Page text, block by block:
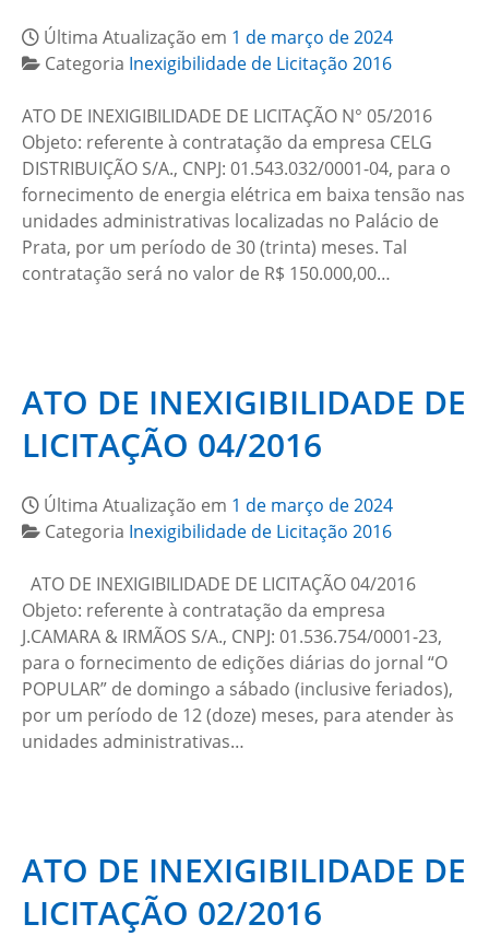
Última Atualização em 1 de março de 2024
Categoria Inexigibilidade de Licitação 2016
ATO DE INEXIGIBILIDADE DE LICITAÇÃO N° 05/2016
Objeto: referente à contratação da empresa CELG
DISTRIBUIÇÃO S/A., CNPJ: 01.543.032/0001-04, para o
fornecimento de energia elétrica em baixa tensão nas
unidades administrativas localizadas no Palácio de
Prata, por um período de 30 (trinta) meses. Tal
contratação será no valor de R$ 150.000,00…
ATO DE INEXIGIBILIDADE DE
LICITAÇÃO 04/2016
Última Atualização em 1 de março de 2024
Categoria Inexigibilidade de Licitação 2016
ATO DE INEXIGIBILIDADE DE LICITAÇÃO 04/2016
Objeto: referente à contratação da empresa
J.CAMARA & IRMÃOS S/A., CNPJ: 01.536.754/0001-23,
para o fornecimento de edições diárias do jornal “O
POPULAR” de domingo a sábado (inclusive feriados),
por um período de 12 (doze) meses, para atender às
unidades administrativas…
ATO DE INEXIGIBILIDADE DE
LICITAÇÃO 02/2016